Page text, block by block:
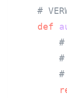
#
def
#